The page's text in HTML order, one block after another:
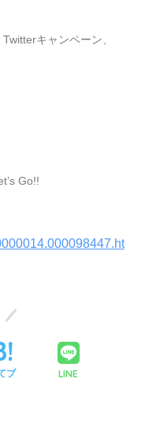
キャンペーン、
Go!!
ブ LINE